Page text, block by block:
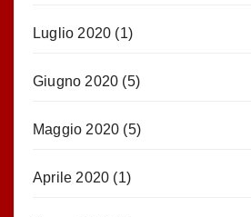
Luglio 2020 (1)
Giugno 2020 (5)
Maggio 2020 (5)
Aprile 2020 (1)